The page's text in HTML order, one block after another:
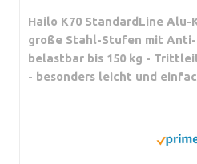
Hailo K70 StandardLine
große Stahl-Stufen mit
belastbar bis 150 kg -
- besonders leicht und